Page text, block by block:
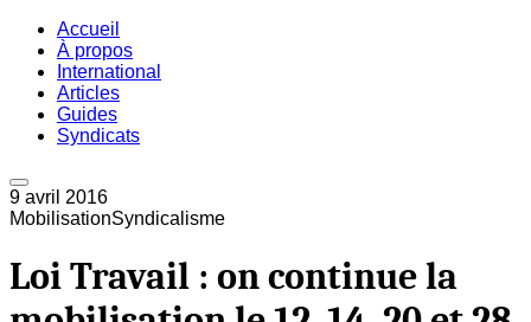
Accueil
À propos
International
Articles
Guides
Syndicats
9 avril 2016
MobilisationSyndicalisme
Loi Travail : on continue la